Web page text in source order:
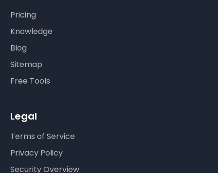
Pricing
Knowledge
Blog
Sitemap
Free Tools
Legal
Terms of Service
Privacy Policy
Security Overview